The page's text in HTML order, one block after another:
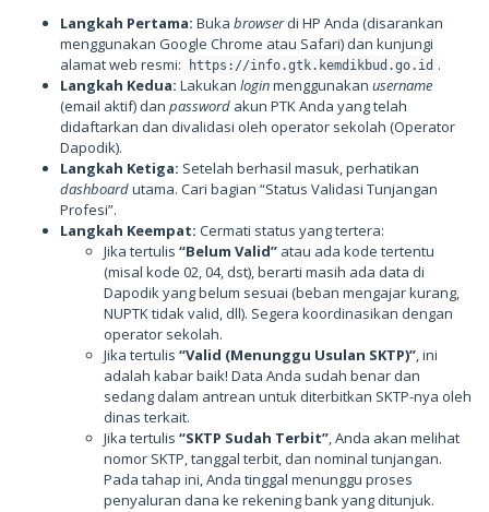
Langkah Pertama: Buka browserdi HP Anda (disarankan
menggunakan Google Chrome atau Safari) dan kunjungi
alamat web resmi:
https://info.gtk.kemdikbud.go.id .
Langkah Kedua: Lakukan loginmenggunakan username
(email aktif) dan password akun PTK Anda yang telah
didaftarkan dan divalidasi oleh operator sekolah (Operator
Dapodik).
Langkah Ketiga: Setelah berhasil masuk, perhatikan
dashboardutama. Cari bagian “Status Validasi Tunjangan
Profesi”.
Langkah Keempat: Cermati status yang tertera:
Jika tertulis “Belum Valid” atau ada kode tertentu
(misal kode 02, 04, dst), berarti masih ada data di
Dapodik yang belum sesuai (beban mengajar kurang,
NUPTK tidak valid, dll). Segera koordinasikan dengan
operator sekolah.
Jika tertulis “Valid (Menunggu Usulan SKTP)”, ini
adalah kabar baik! Data Anda sudah benar dan
sedang dalam antrean untuk diterbitkan SKTP-nya oleh
dinas terkait.
Jika tertulis “SKTP Sudah Terbit”, Anda akan melihat
nomor SKTP, tanggal terbit, dan nominal tunjangan.
Pada tahap ini, Anda tinggal menunggu proses
penyaluran dana ke rekening bank yang ditunjuk.